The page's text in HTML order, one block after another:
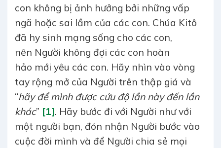
con không bị ảnh hưởng bởi những vấp
ngã hoặc sai lầm của các con. Chúa Kitô
đã hy sinh mạng sống cho các con,
nên Người không đợi các con hoàn
hảo mới yêu các con. Hãy nhìn vào vòng
tay rộng mở của Người trên thập giá và
“hãy để mình được cứu độ lần này đến lần
khác” [1]. Hãy bước đi với Người như với
một người bạn, đón nhận Người bước vào
cuộc đời mình và để Người chia sẻ mọi